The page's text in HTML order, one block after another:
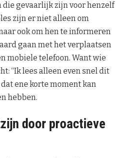
die gevaarlijk zijn voor henzelf
zijn er niet alleen om
ook om hen te informeren
gaan met het verplaatsen
mobiele telefoon. Want wie
“Ik lees alleen even snel dit
ene korte moment kan
hebben.
door proactieve